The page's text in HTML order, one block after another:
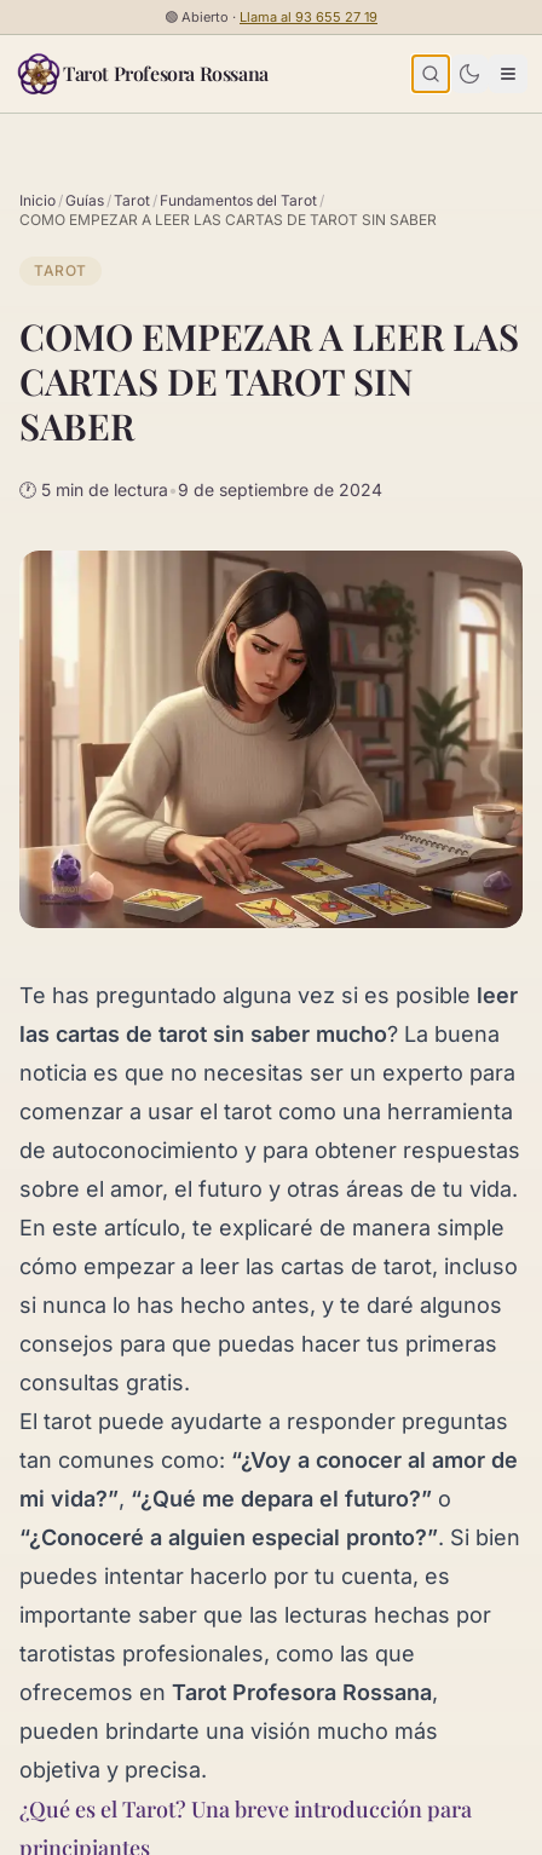
Saltar al contenido🟢 Abierto · Llama al 93 655 27 19
Tarot Profesora Rossana
Inicio /Guías /Tarot / Fundamentos del Tarot /
COMO EMPEZAR A LEER LAS CARTAS DE TAROT SIN SABER
TAROT
COMO EMPEZAR A LEER LAS
CARTAS DE TAROT SIN
SABER
🕐 5 min de lectura•9 de septiembre de 2024
Te has preguntado alguna vez si es posible leer
las cartas de tarot sin saber mucho? La buena
noticia es que no necesitas ser un experto para
comenzar a usar el tarot como una herramienta
de autoconocimiento y para obtener respuestas
sobre el amor, el futuro y otras áreas de tu vida.
En este artículo, te explicaré de manera simple
cómo empezar a leer las cartas de tarot, incluso
si nunca lo has hecho antes, y te daré algunos
consejos para que puedas hacer tus primeras
consultas gratis.
El tarot puede ayudarte a responder preguntas
tan comunes como: “¿Voy a conocer al amor de
mi vida?”, “¿Qué me depara el futuro?” o
“¿Conoceré a alguien especial pronto?”. Si bien
puedes intentar hacerlo por tu cuenta, es
importante saber que las lecturas hechas por
tarotistas profesionales, como las que
ofrecemos en Tarot Profesora Rossana,
pueden brindarte una visión mucho más
objetiva y precisa.
¿Qué es el Tarot? Una breve introducción para
principiantes